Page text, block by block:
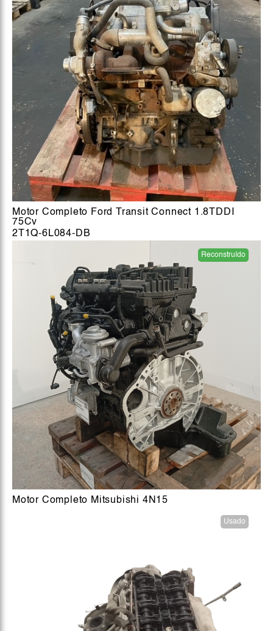
Motor Completo Ford Transit Connect 1.8TDDI
75Cv
2T1Q-6L084-DB
Reconstruído
Motor Completo Mitsubishi 4N15
Usado